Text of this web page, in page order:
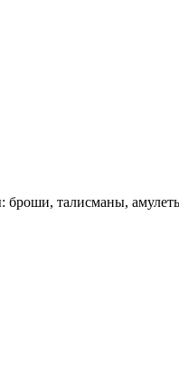
броши, талисманы,